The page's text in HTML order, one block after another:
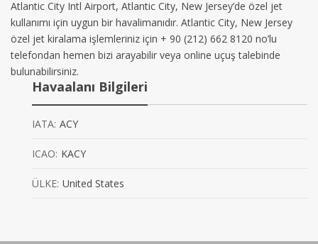
Atlantic City Intl Airport, Atlantic City, New Jersey’de özel jet
kullanımı için uygun bir havalimanıdır. Atlantic City, New Jersey
özel jet kiralama işlemleriniz için + 90 (212) 662 8120 no’lu
telefondan hemen bizi arayabilir veya online uçuş talebinde
bulunabilirsiniz.
Havaalanı Bilgileri
IATA: ACY
ICAO: KACY
ÜLKE: United States